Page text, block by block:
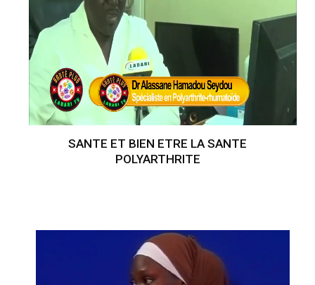
SANTE ET BIEN ETRE LA SANTE
POLYARTHRITE